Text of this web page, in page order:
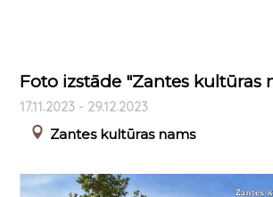
Foto izstāde "Zantes kultūras
17.11.2023 - 29.12.2023
Zantes kultūras nams